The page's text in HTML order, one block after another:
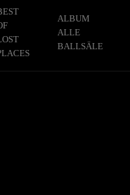
ALBUM
ALLE
BALLSÄLE